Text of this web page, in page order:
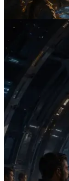
この記事を読む
2026.07.04
ERPC、
公開 — AI